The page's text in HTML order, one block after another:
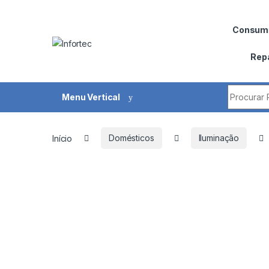
Menu Vertical
Início Domésticos Iluminação